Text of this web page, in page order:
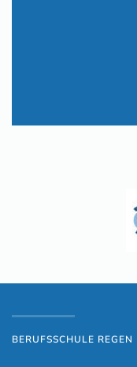
BERUFSSCHULE REGEN